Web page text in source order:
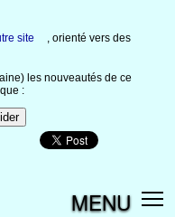
site
, orienté vers des
les nouveautés de ce
:
MENU